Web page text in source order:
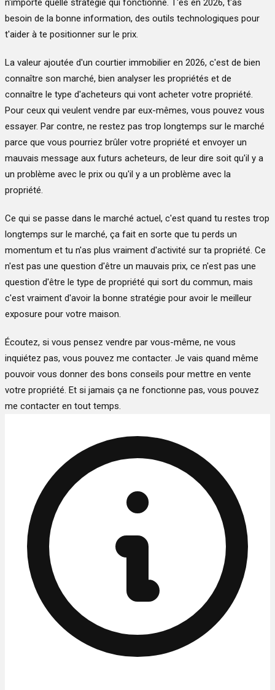
n'importe quelle stratégie qui fonctionne. T'es en 2026, t'as
besoin de la bonne information, des outils technologiques pour
t'aider à te positionner sur le prix.
La valeur ajoutée d'un courtier immobilier en 2026, c'est de bien
connaître son marché, bien analyser les propriétés et de
connaître le type d'acheteurs qui vont acheter votre propriété.
Pour ceux qui veulent vendre par eux-mêmes, vous pouvez vous
essayer. Par contre, ne restez pas trop longtemps sur le marché
parce que vous pourriez brûler votre propriété et envoyer un
mauvais message aux futurs acheteurs, de leur dire soit qu'il y a
un problème avec le prix ou qu'il y a un problème avec la
propriété.
Ce qui se passe dans le marché actuel, c'est quand tu restes trop
longtemps sur le marché, ça fait en sorte que tu perds un
momentum et tu n'as plus vraiment d'activité sur ta propriété. Ce
n'est pas une question d'être un mauvais prix, ce n'est pas une
question d'être le type de propriété qui sort du commun, mais
c'est vraiment d'avoir la bonne stratégie pour avoir le meilleur
exposure pour votre maison.
Écoutez, si vous pensez vendre par vous-même, ne vous
inquiétez pas, vous pouvez me contacter. Je vais quand même
pouvoir vous donner des bons conseils pour mettre en vente
votre propriété. Et si jamais ça ne fonctionne pas, vous pouvez
me contacter en tout temps.